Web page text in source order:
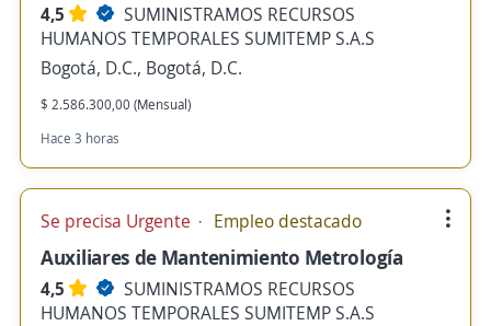
4,5
SUMINISTRAMOS RECURSOS
HUMANOS TEMPORALES SUMITEMP S.A.S
Bogotá, D.C., Bogotá, D.C.
$ 2.586.300,00 (Mensual)
Hace 3 horas
Se precisa Urgente Empleo destacado
Auxiliares de Mantenimiento Metrología
4,5
SUMINISTRAMOS RECURSOS
HUMANOS TEMPORALES SUMITEMP S.A.S